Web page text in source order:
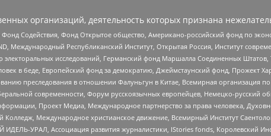
организаций, деятельность которых признана
Содействия, Фонд Открытое общество, Американо-российский фонд по
Международный Республиканский Институт, Открытая Россия, Институт
исследований, Германский фонд Маршалла Соединенных
в беде, Европейский фонд за демократию, Джеймстаунский фонд, Прожект
преследования в отношении Фалуньгун в Китае, Всемирная организация
современности, Форум русскоязычных европейцев, Немецко-русский
Проект Медиа, Международное партнерство за права человека,
Международное христианское движение, Всемирный Институт
УРАЛ, Ассоциация развития журналистики, IStories fonds,